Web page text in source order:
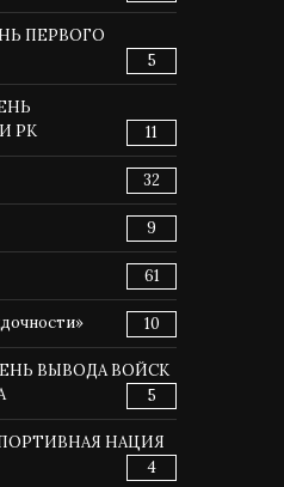
ПЕРВОГО
5
РК
11
32
9
61
10
ВЫВОДА ВОЙСК
5
НАЦИЯ
4